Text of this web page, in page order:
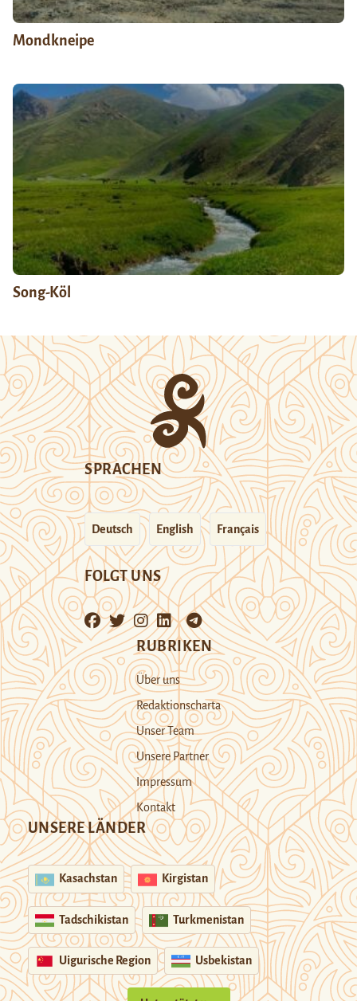
Mondkneipe
Song-Köl
SPRACHEN
Deutsch English Français
FOLGT UNS
RUBRIKEN
Über uns
Redaktionscharta
Unser Team
Unsere Partner
Impressum
Kontakt
UNSERE LÄNDER
Kasachstan Kirgistan
Tadschikistan Turkmenistan
Uigurische Region Usbekistan